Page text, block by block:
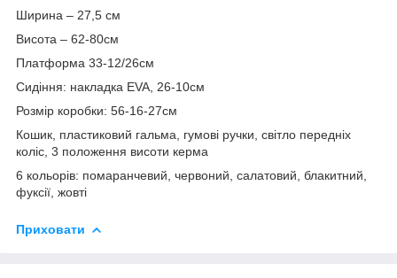
Ширина – 27,5 см
Висота – 62-80см
Платформа 33-12/26см
Сидіння: накладка ЕVA, 26-10см
Розмір коробки: 56-16-27см
Кошик, пластиковий гальма, гумові ручки, світло передніх
коліс, 3 положення висоти керма
6 кольорів: помаранчевий, червоний, салатовий, блакитний,
фуксії, жовті
Приховати